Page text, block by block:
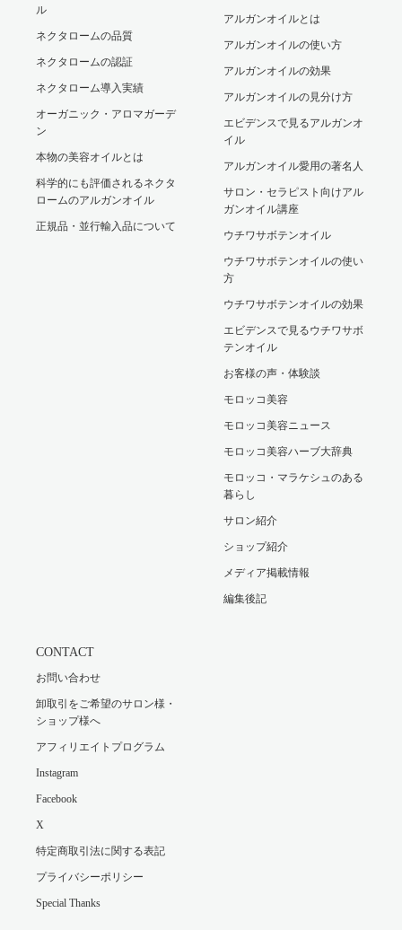
ル
ネクタロームの品質
ネクタロームの認証
ネクタローム導入実績
オーガニック・アロマガーデ
ン
本物の美容オイルとは
科学的にも評価されるネクタ
ロームのアルガンオイル
正規品・並行輸入品について
アルガンオイルとは
アルガンオイルの使い方
アルガンオイルの効果
アルガンオイルの見分け方
エビデンスで見るアルガンオ
イル
アルガンオイル愛用の著名人
サロン・セラピスト向けアル
ガンオイル講座
ウチワサボテンオイル
ウチワサボテンオイルの使い
方
ウチワサボテンオイルの効果
エビデンスで見るウチワサボ
テンオイル
お客様の声・体験談
モロッコ美容
モロッコ美容ニュース
モロッコ美容ハーブ大辞典
モロッコ・マラケシュのある
暮らし
サロン紹介
ショップ紹介
メディア掲載情報
編集後記
CONTACT
お問い合わせ
卸取引をご希望のサロン様・
ショップ様へ
アフィリエイトプログラム
Instagram
Facebook
X
特定商取引法に関する表記
プライバシーポリシー
Special Thanks